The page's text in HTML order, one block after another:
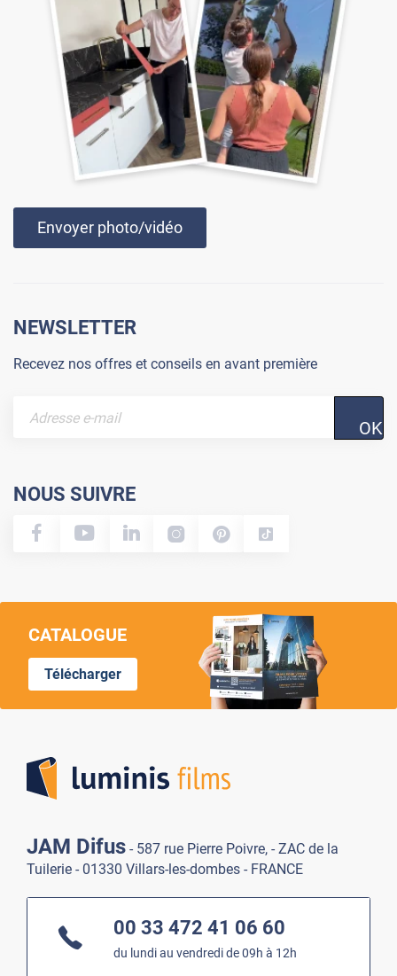
Envoyer photo/vidéo
NEWSLETTER
Recevez nos offres et conseils en avant première
OK
NOUS SUIVRE
CATALOGUE
Télécharger
JAM Difus - 587 rue Pierre Poivre, - ZAC de la
Tuilerie - 01330 Villars-les-dombes - FRANCE
00 33 472 41 06 60
du lundi au vendredi de 09h à 12h